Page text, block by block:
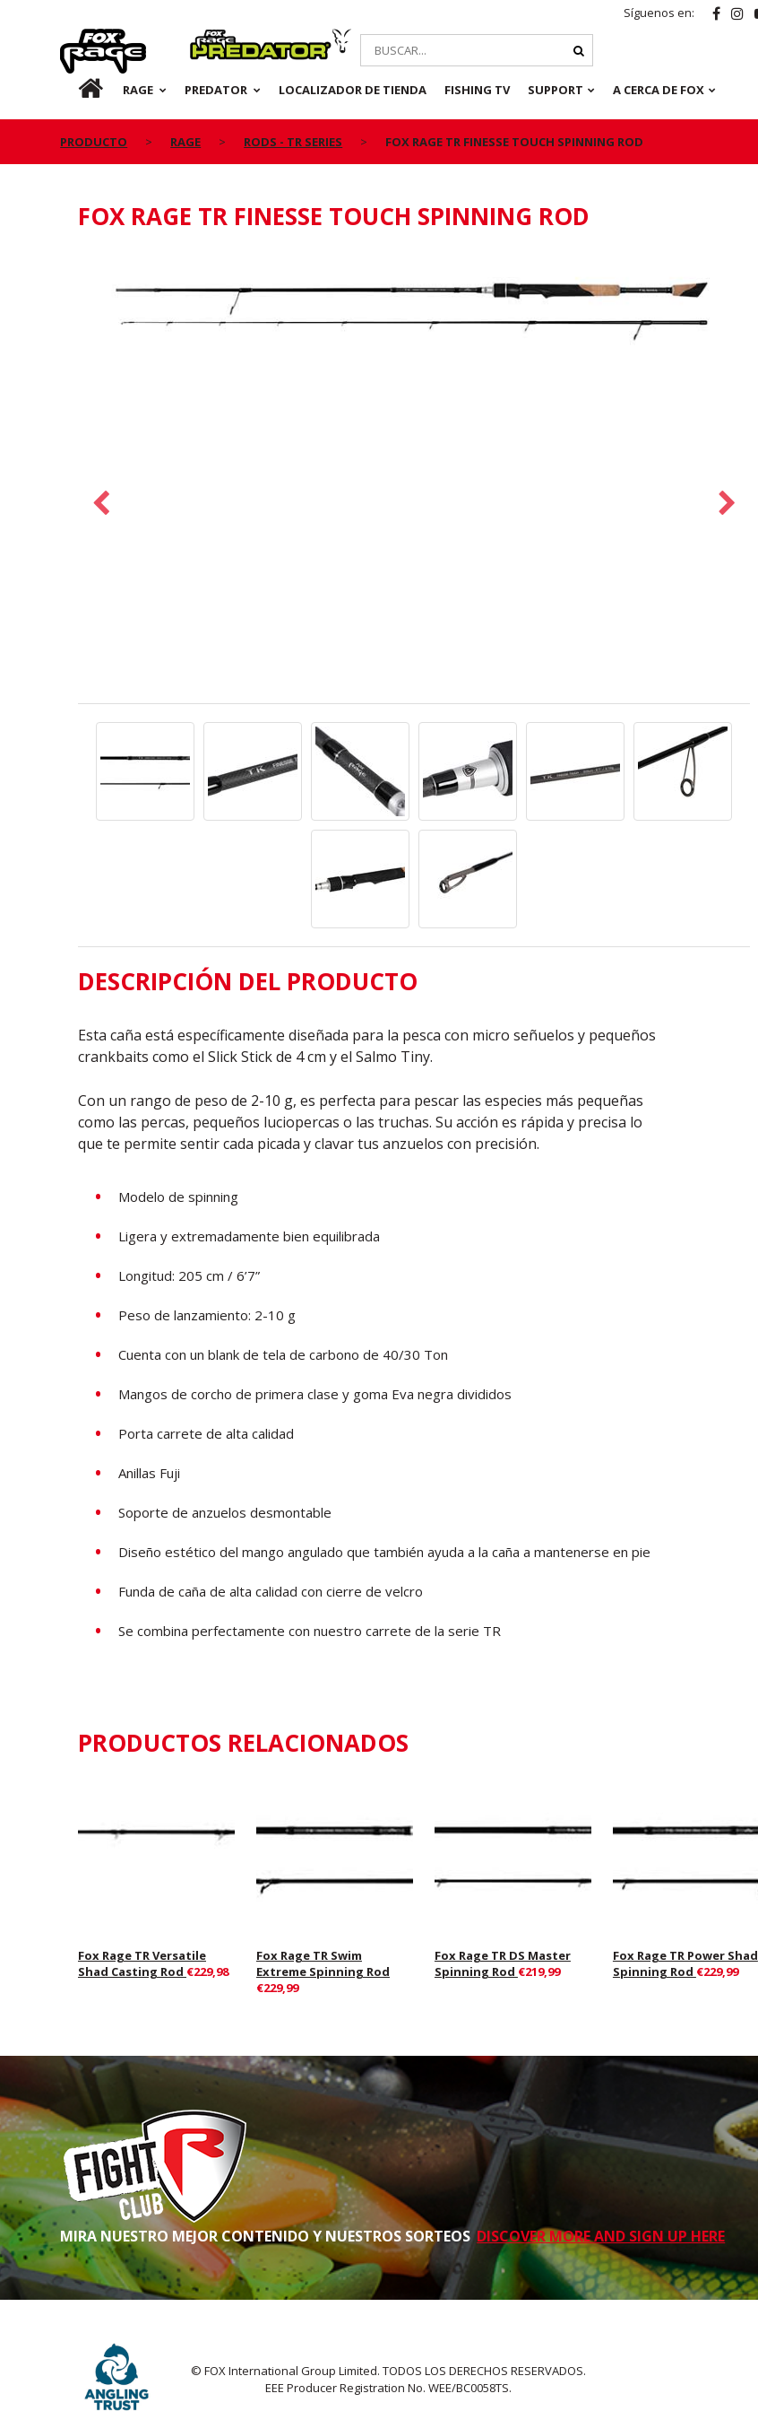
Síguenos en:
Rage Predator
ES RAGE PREDATOR LOCALIZADOR DE TIENDA FISHING TV SUPPORT A CERCA DE FOX
PRODUCTO RAGE RODS - TR SERIES FOX RAGE TR FINESSE TOUCH SPINNING ROD
FOX RAGE TR FINESSE TOUCH SPINNING ROD
DESCRIPCIÓN DEL PRODUCTO
Esta caña está específicamente diseñada para la pesca con micro señuelos y pequeños
crankbaits como el Slick Stick de 4 cm y el Salmo Tiny.
Con un rango de peso de 2-10 g, es perfecta para pescar las especies más pequeñas
como las percas, pequeños luciopercas o las truchas. Su acción es rápida y precisa lo
que te permite sentir cada picada y clavar tus anzuelos con precisión.
Modelo de spinning
Ligera y extremadamente bien equilibrada
Longitud: 205 cm / 6’7”
Peso de lanzamiento: 2-10 g
Cuenta con un blank de tela de carbono de 40/30 Ton
Mangos de corcho de primera clase y goma Eva negra divididos
Porta carrete de alta calidad
Anillas Fuji
Soporte de anzuelos desmontable
Diseño estético del mango angulado que también ayuda a la caña a mantenerse en pie
Funda de caña de alta calidad con cierre de velcro
Se combina perfectamente con nuestro carrete de la serie TR
PRODUCTOS RELACIONADOS
Fox Rage TR Versatile
Shad Casting Rod €229,98
Fox Rage TR Swim
Extreme Spinning Rod
€229,99
Fox Rage TR DS Master
Spinning Rod €219,99
Fox Rage TR Power Shad
Spinning Rod €229,99
MIRA NUESTRO MEJOR CONTENIDO Y NUESTROS SORTEOSDISCOVER MORE AND SIGN UP HERE
© FOX International Group Limited. TODOS LOS DERECHOS RESERVADOS.
EEE Producer Registration No. WEE/BC0058TS.